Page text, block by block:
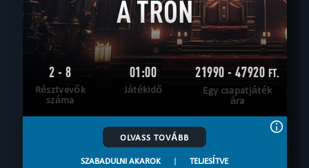
A TRÓN
2 - 8
Résztvevők
száma
01:00
Játékidő
21990 - 47920 FT.
Egy csapatjáték
ára
OLVASS TOVÁBB
SZABADULNI AKAROK | TELJESÍTVE